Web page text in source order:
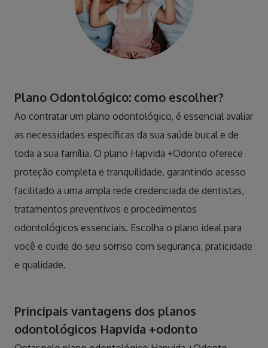
Plano Odontológico: como escolher?
Ao contratar um plano odontológico, é essencial avaliar
as necessidades específicas da sua saúde bucal e de
toda a sua família. O plano Hapvida +Odonto oferece
proteção completa e tranquilidade, garantindo acesso
facilitado a uma ampla rede credenciada de dentistas,
tratamentos preventivos e procedimentos
odontológicos essenciais. Escolha o plano ideal para
você e cuide do seu sorriso com segurança, praticidade
e qualidade.
Principais vantagens dos planos
odontológicos Hapvida +odonto